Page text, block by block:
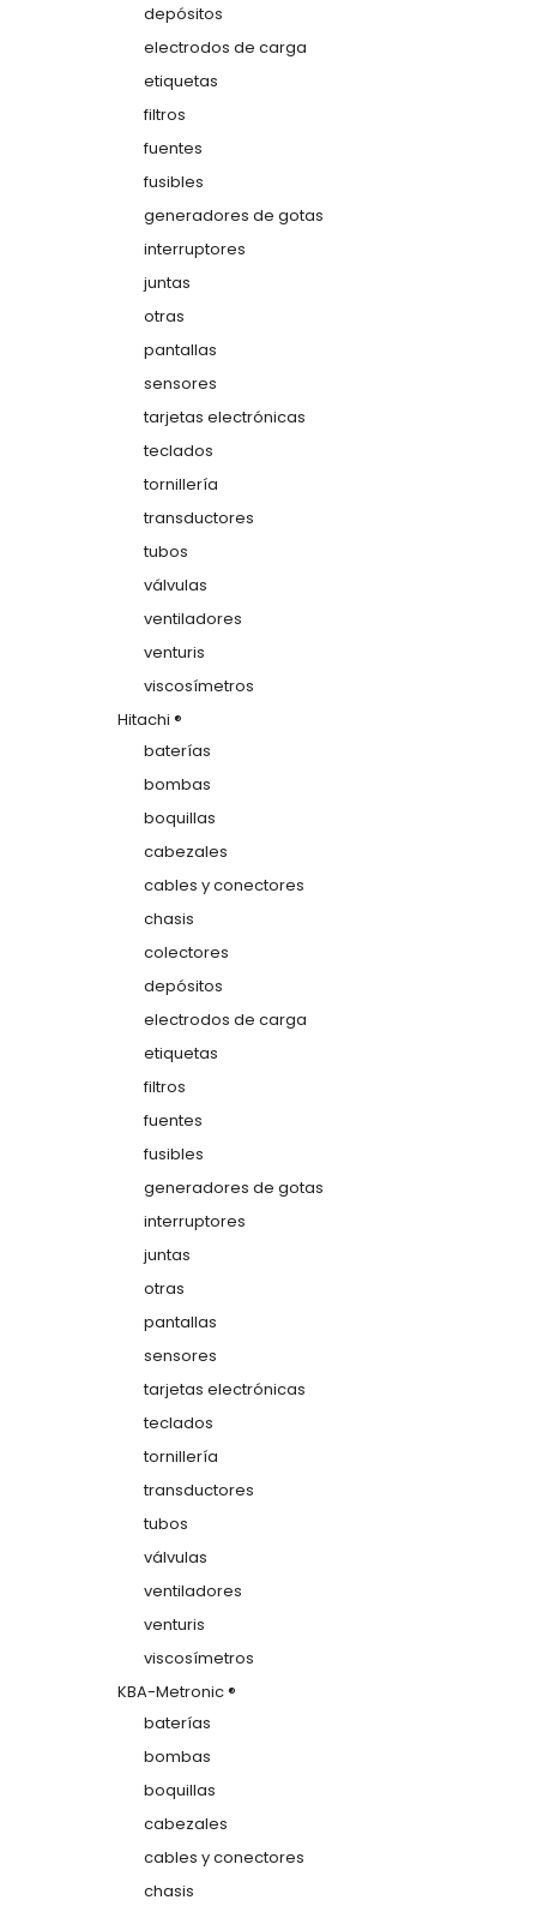
depósitos
electrodos de carga
etiquetas
filtros
fuentes
fusibles
generadores de gotas
interruptores
juntas
otras
pantallas
sensores
tarjetas electrónicas
teclados
tornillería
transductores
tubos
válvulas
ventiladores
venturis
viscosímetros
Hitachi ®
baterías
bombas
boquillas
cabezales
cables y conectores
chasis
colectores
depósitos
electrodos de carga
etiquetas
filtros
fuentes
fusibles
generadores de gotas
interruptores
juntas
otras
pantallas
sensores
tarjetas electrónicas
teclados
tornillería
transductores
tubos
válvulas
ventiladores
venturis
viscosímetros
KBA-Metronic ®
baterías
bombas
boquillas
cabezales
cables y conectores
chasis